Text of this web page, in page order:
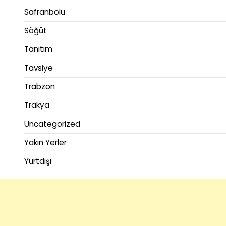
Safranbolu
Söğüt
Tanıtım
Tavsiye
Trabzon
Trakya
Uncategorized
Yakın Yerler
Yurtdışı